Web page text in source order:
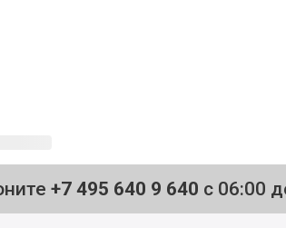
+7 495 640 9 640 с 06:00